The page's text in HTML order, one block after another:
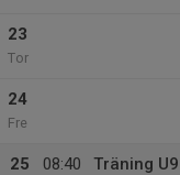
23
Tor
24
Fre
25
08:40
Träning U9